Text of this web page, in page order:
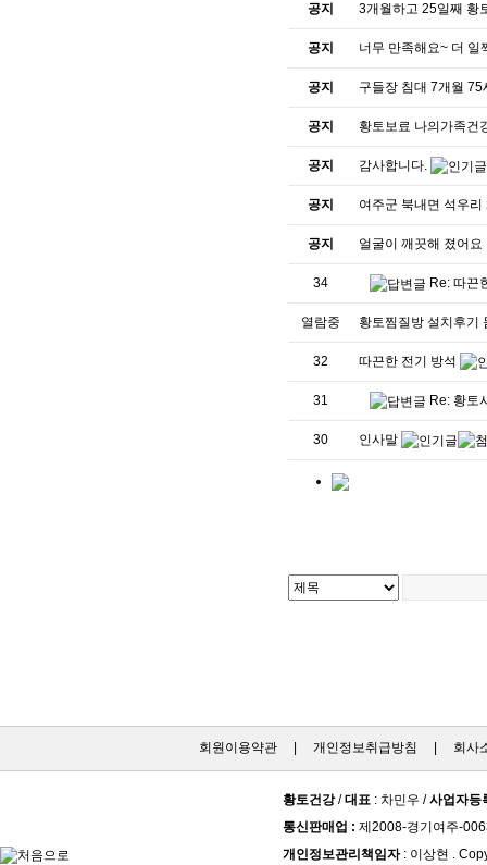
공지 3개월하고 25일째 황
공지 너무 만족해요~ 더
공지 구들장 침대 7개월
공지 황토보료 나의가족건
공지 감사합니다.
공지 여주군 북내면 석우
공지 얼굴이 깨끗해 졌어
34 Re: 따끈
열람중 황토찜질방 설치후기
32 따끈한 전기 방석
31 Re: 황토
30 인사말
회원이용약관| 개인정보취급방침 회사
황토건강/대표 : 차민우 /사업자등
통신판매업 : 제2008-경기여주-
개인정보관리책임자: 이상현 .